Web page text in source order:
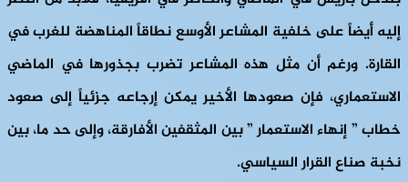
إليه أيضاً على خلفية المشاعر الأوسع نطاقاً المناهضة للغرب في
القارة. ورغم أن مثل هذه المشاعر تضرب بجذورها في الماضي
الاستعماري، فإن صعودها الأخير يمكن إرجاعه جزئياً إلى صعود
خطاب ” إنهاء الاستعمار ” بين المثقفين الأفارقة، وإلى حد ما، بين
نخبة صناع القرار السياسي.